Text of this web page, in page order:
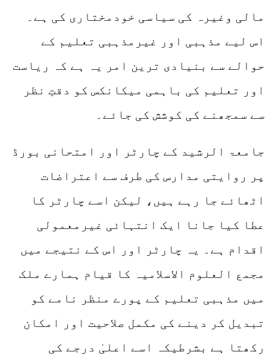
مالی وغیرہ کی سیاسی خودمختاری کی ہے۔
اس لیے مذہبی اور غیرمذہبی تعلیم کے
حوالے سے بنیادی ترین امر یہ ہے کہ ریاست
اور تعلیم کی باہمی میکانکس کو دقتِ نظر
سے سمجھنے کی کوشش کی جائے۔
جامعۃ الرشید کے چارٹر اور امتحانی بورڈ
پر روایتی مدارس کی طرف سے اعتراضات
اٹھائے جا رہے ہیں، لیکن اسے چارٹر کا
عطا کیا جانا ایک انتہائی غیرمعمولی
اقدام ہے۔ یہ چارٹر اور اس کے نتیجے میں
مجمع العلوم الاسلامیہ کا قیام ہمارے ملک
میں مذہبی تعلیم کے پورے منظر نامے کو
تبدیل کر دینے کی مکمل صلاحیت اور امکان
رکھتا ہے بشرطیکہ اسے اعلیٰ درجے کی